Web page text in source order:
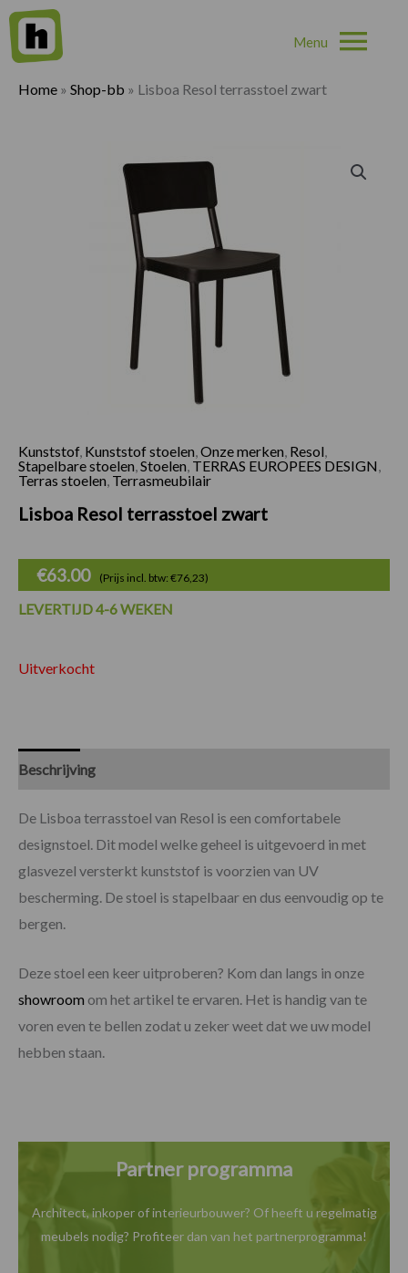
Home » Shop-bb » Lisboa Resol terrasstoel zwart
Kunststof, Kunststof stoelen Onze merken Resol
Stapelbare stoelen Stoelen TERRAS EUROPEES DESIGN
Terras stoelen Terrasmeubilair
Lisboa Resol terrasstoel zwart
€63.00 (Prijs incl. btw: €76,23)
LEVERTIJD 4-6 WEKEN
Uitverkocht
Beschrijving
De Lisboa terrasstoel van Resol is een comfortabele
designstoel. Dit model welke geheel is uitgevoerd in met
glasvezel versterkt kunststof is voorzien van UV
bescherming. De stoel is stapelbaar en dus eenvoudig op te
bergen.
Deze stoel een keer uitproberen? Kom dan langs in onze
showroom om het artikel te ervaren. Het is handig van te
voren even te bellen zodat u zeker weet dat we uw model
hebben staan.
Partner programma
Architect, inkoper of interieurbouwer? Of heeft u regelmatig
meubels nodig? Profiteer dan van het partnerprogramma!